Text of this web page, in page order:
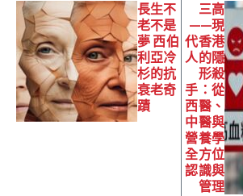
長生不
老不是
夢 西伯
利亞冷
杉的抗
衰老奇
蹟
三高
——現
代香港
人的隱
形殺
手：從
西醫、
中醫與
營養學
全方位
認識與
管理